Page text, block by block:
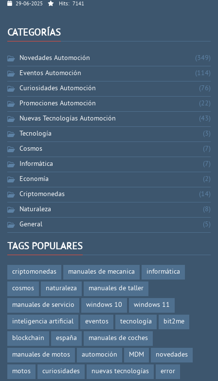
29-06-2025 Hits: 7141
CATEGORÍAS
Novedades Automoción
(349)
Eventos Automoción
(114)
Curiosidades Automoción
(76)
Promociones Automoción
(22)
Nuevas Tecnologías Automoción
(43)
Tecnología
(3)
Cosmos
(7)
Informática
(7)
Economía
(2)
Criptomonedas
(14)
Naturaleza
(8)
General
(5)
TAGS POPULARES
criptomonedas manuales de mecanica
informática
cosmos
naturaleza
manuales de taller
manuales de servicio
windows 10
windows 11
inteligencia artificial
eventos tecnología
bit2me
blockchain
españa
manuales de coches
manuales de motos
automoción MDM
novedades
motos
curiosidades nuevas tecnologías error